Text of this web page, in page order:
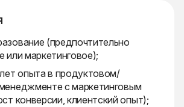
(предпочтительно
или маркетинговое);
опыта в продуктовом/
с маркетинговым
конверсии, клиентский опыт);